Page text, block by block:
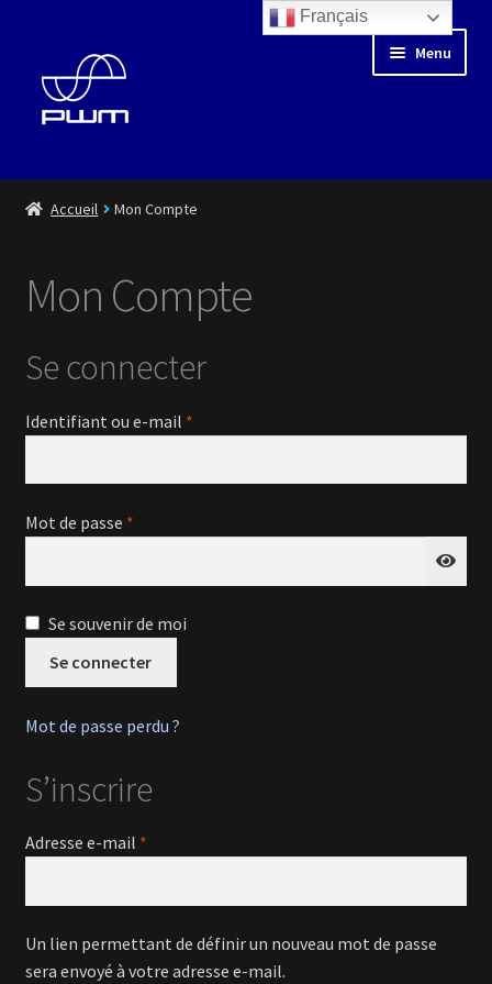
navigation
contenu
Menu
Blog
Boutique
Médiathèque
Artistes
Playlist
En savoir +
Ouvrir
le
menu
Accueil Mon Compte
Mon Compte
Se connecter
Identifiant ou e-mail *Obligatoire
Mot de passe *Obligatoire
Se souvenir de moi
Se connecter
Mot de passe perdu ?
S’inscrire
Adresse e-mail *Obligatoire
Un lien permettant de définir un nouveau mot de passe
sera envoyé à votre adresse e-mail.
Français